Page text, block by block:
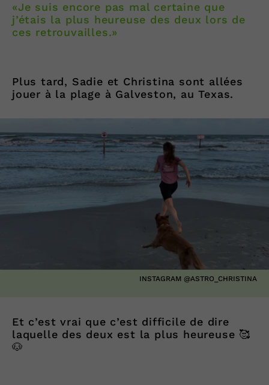
«Je suis encore pas mal certaine que
j’étais la plus heureuse des deux lors de
ces retrouvailles.»
Plus tard, Sadie et Christina sont allées
jouer à la plage à Galveston, au Texas.
INSTAGRAM @ASTRO_CHRISTINA
Et c’est vrai que c’est difficile de dire
laquelle des deux est la plus heureuse 🥰
🐶